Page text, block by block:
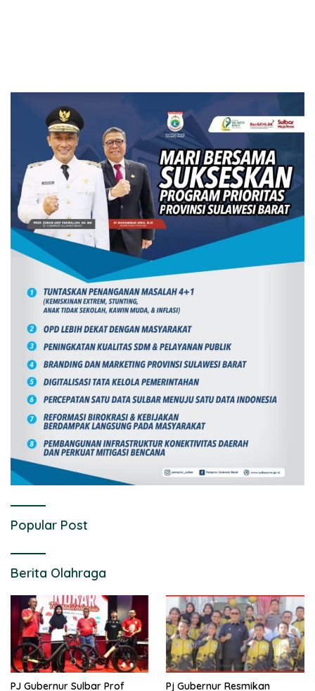
Popular Post
Berita Olahraga
PJ Gubernur Sulbar Prof
Pj Gubernur Resmikan